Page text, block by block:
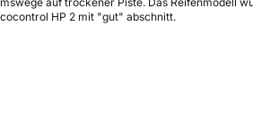
HP 2 mit "gut" abschnitt.